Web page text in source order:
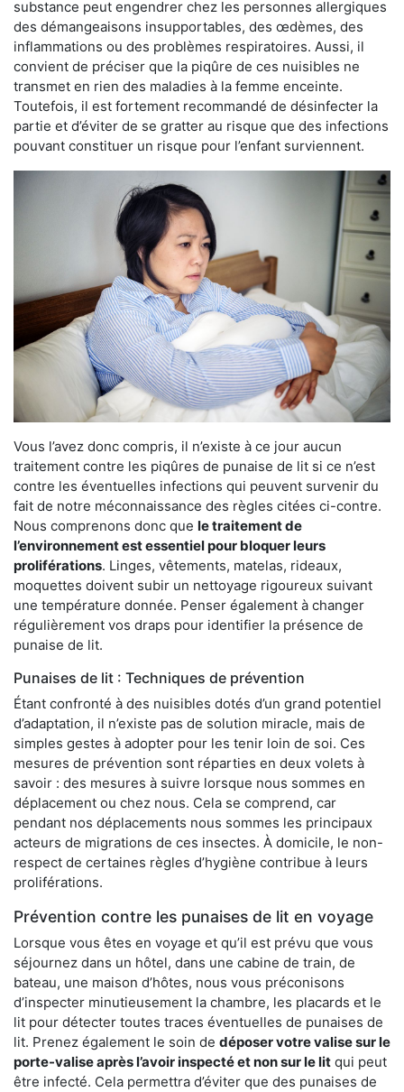
substance peut engendrer chez les personnes allergiques
des démangeaisons insupportables, des œdèmes, des
inflammations ou des problèmes respiratoires. Aussi, il
convient de préciser que la piqûre de ces nuisibles ne
transmet en rien des maladies à la femme enceinte.
Toutefois, il est fortement recommandé de désinfecter la
partie et d’éviter de se gratter au risque que des infections
pouvant constituer un risque pour l’enfant surviennent.
Vous l’avez donc compris, il n’existe à ce jour aucun
traitement contre les piqûres de punaise de lit si ce n’est
contre les éventuelles infections qui peuvent survenir du
fait de notre méconnaissance des règles citées ci-contre.
Nous comprenons donc que le traitement de
l’environnement est essentiel pour bloquer leurs
proliférations. Linges, vêtements, matelas, rideaux,
moquettes doivent subir un nettoyage rigoureux suivant
une température donnée. Penser également à changer
régulièrement vos draps pour identifier la présence de
punaise de lit.
Punaises de lit : Techniques de prévention
Étant confronté à des nuisibles dotés d’un grand potentiel
d’adaptation, il n’existe pas de solution miracle, mais de
simples gestes à adopter pour les tenir loin de soi. Ces
mesures de prévention sont réparties en deux volets à
savoir : des mesures à suivre lorsque nous sommes en
déplacement ou chez nous. Cela se comprend, car
pendant nos déplacements nous sommes les principaux
acteurs de migrations de ces insectes. À domicile, le non-
respect de certaines règles d’hygiène contribue à leurs
proliférations.
Prévention contre les punaises de lit en voyage
Lorsque vous êtes en voyage et qu’il est prévu que vous
séjournez dans un hôtel, dans une cabine de train, de
bateau, une maison d’hôtes, nous vous préconisons
d’inspecter minutieusement la chambre, les placards et le
lit pour détecter toutes traces éventuelles de punaises de
lit. Prenez également le soin de déposer votre valise sur le
porte-valise après l’avoir inspecté et non sur le lit qui peut
être infecté. Cela permettra d’éviter que des punaises de